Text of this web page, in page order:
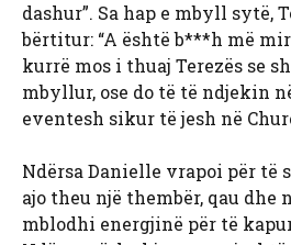
dashur”. Sa hap e mbyll sytë,
bërtitur: “A është b***h më
kurrë mos i thuaj Terezës se
mbyllur, ose do të të ndjekin
eventesh sikur të jesh në
Ndërsa Danielle vrapoi për të
ajo theu një thembër, qau dhe
mblodhi energjinë për të